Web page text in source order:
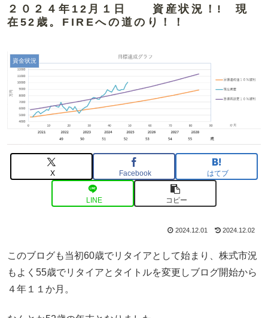
２０２４年12月１日 資産状況！! 現
在52歳。FIREへの道のり！！
資金状況
X Facebook はてブ
LINE コピー
2024.12.01 2024.12.02
このブログも当初60歳でリタイアとして始まり、株式市況
もよく55歳でリタイアとタイトルを変更しブログ開始から
４年１１か月。